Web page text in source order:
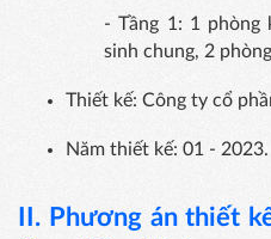
- Tầng 1: 1 phòng
sinh chung, 2
Thiết kế: Công ty cổ
Năm thiết kế: 01 - 2023.
II. Phương ánthiết